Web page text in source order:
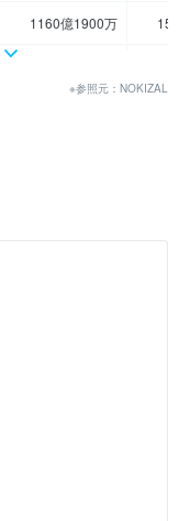
1160億1900万
5.83
※参照元：NOKIZAL